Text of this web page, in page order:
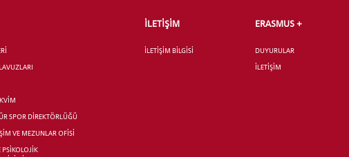
SPOR DİREKTÖRLÜĞÜ
VE MEZUNLAR OFİSİ
PSİKOLOJİK
İLETİŞİM
İLETİŞİM BİLGİSİ
ERASMUS +
DUYURULAR
İLETİŞİM